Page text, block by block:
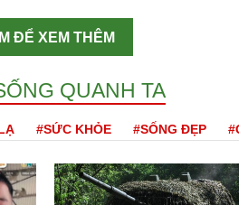
ĐỂ XEM THÊM
QUANH TA
#SỨC KHỎE #SỐNG ĐẸP